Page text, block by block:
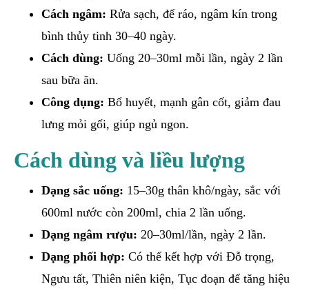
Cách ngâm: Rửa sạch, để ráo, ngâm kín trong
bình thủy tinh 30–40 ngày.
Cách dùng: Uống 20–30ml mỗi lần, ngày 2 lần
sau bữa ăn.
Công dụng: Bổ huyết, mạnh gân cốt, giảm đau
lưng mỏi gối, giúp ngủ ngon.
Cách dùng và liều lượng
Dạng sắc uống: 15–30g thân khô/ngày, sắc với
600ml nước còn 200ml, chia 2 lần uống.
Dạng ngâm rượu: 20–30ml/lần, ngày 2 lần.
Dạng phối hợp: Có thể kết hợp với Đỗ trọng,
Ngưu tất, Thiên niên kiện, Tục đoạn để tăng hiệu